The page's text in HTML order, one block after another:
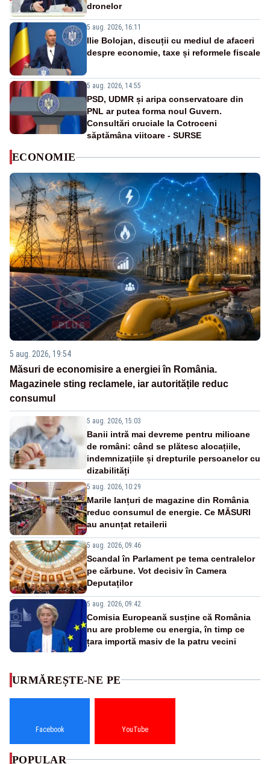
dronelor
5 aug. 2026, 16:11
Ilie Bolojan, discuții cu mediul de afaceri
despre economie, taxe și reformele fiscale
5 aug. 2026, 14:55
PSD, UDMR și aripa conservatoare din
PNL ar putea forma noul Guvern.
Consultări cruciale la Cotroceni
săptămâna viitoare - SURSE
ECONOMIE
5 aug. 2026, 19:54
Măsuri de economisire a energiei în România.
Magazinele sting reclamele, iar autoritățile reduc
consumul
5 aug. 2026, 15:03
Banii intră mai devreme pentru milioane
de români: când se plătesc alocațiile,
indemnizațiile și drepturile persoanelor cu
dizabilități
5 aug. 2026, 10:29
Marile lanțuri de magazine din România
reduc consumul de energie. Ce MĂSURI
au anunțat retailerii
5 aug. 2026, 09:46
Scandal în Parlament pe tema centralelor
pe cărbune. Vot decisiv în Camera
Deputaților
5 aug. 2026, 09:42
Comisia Europeană susține că România
nu are probleme cu energia, în timp ce
țara importă masiv de la patru vecini
URMĂREȘTE-NE PE
Facebook YouTube
POPULAR